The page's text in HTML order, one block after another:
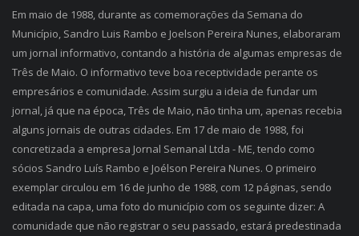
Em maio de 1988, durante as comemorações da Semana do
Município, Sandro Luis Rambo e Joelson Pereira Nunes, elaboraram
um jornal informativo, contando a história de algumas empresas de
Três de Maio. O informativo teve boa receptividade perante os
empresários e comunidade. Assim surgiu a ideia de fundar um
jornal, já que na época, Três de Maio, não tinha um, apenas recebia
alguns jornais de outras cidades. Em 17 de maio de 1988, foi
concretizada a empresa Jornal Semanal Ltda - ME, tendo como
sócios Sandro Luís Rambo e Joélson Pereira Nunes. O primeiro
exemplar circulou em 16 de junho de 1988, com 12 páginas, sendo
editada na capa, uma foto do município com os seguinte dizer: A
comunidade que não registrar o seu passado, estará predestinada